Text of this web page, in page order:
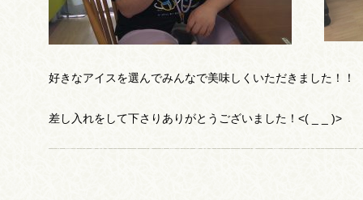
好きなアイスを選んでみんなで美味しくいただきました！！
差し入れをして下さりありがとうございました！<( _ _ )>